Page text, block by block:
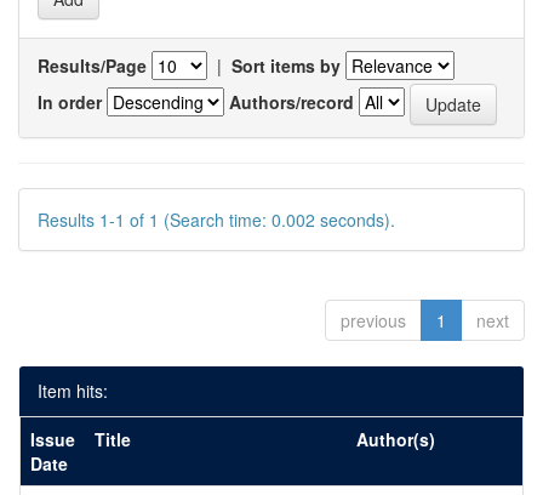
Results/Page | Sort items by
In order
Authors/record
Results 1-1 of 1 (Search time: 0.002 seconds).
previous 1 next
Item hits:
Issue
Date
Title Author(s)